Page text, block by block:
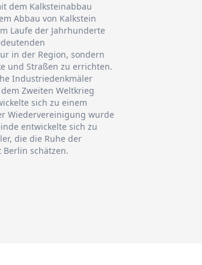
dem Kalksteinabbau
Abbau von Kalkstein
Laufe der Jahrhunderte
in der Region, sondern
und Straßen zu errichten.
Industriedenkmäler
Zweiten Weltkrieg
sich zu einem
Wiedervereinigung wurde
entwickelte sich zu
die die Ruhe der
schätzen.